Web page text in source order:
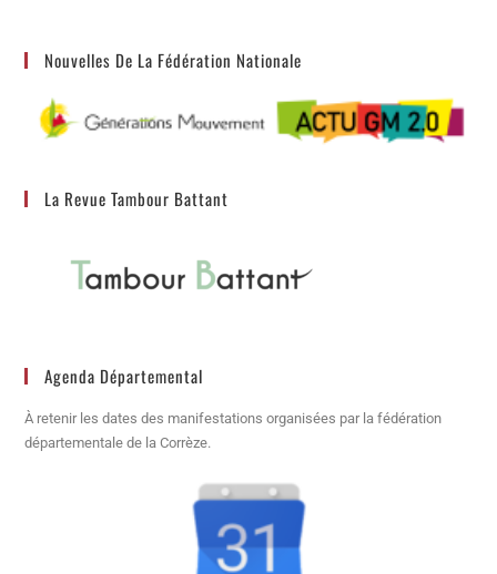
Nouvelles De La Fédération Nationale
La Revue Tambour Battant
Agenda Départemental
À retenir les dates des manifestations organisées par la fédération
départementale de la Corrèze.